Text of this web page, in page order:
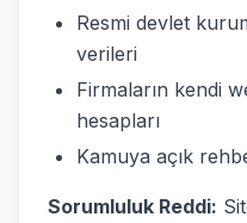
Resmi devlet
verileri
Firmaların kendi
hesapları
Kamuya açık
Sorumluluk Reddi: